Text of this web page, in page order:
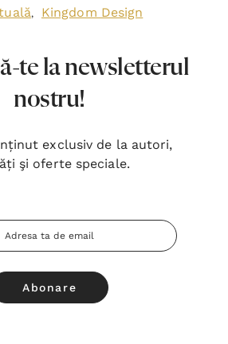
, Kingdom Design
te la newsletterul
nostru!
exclusiv de la autori,
şi oferte speciale.